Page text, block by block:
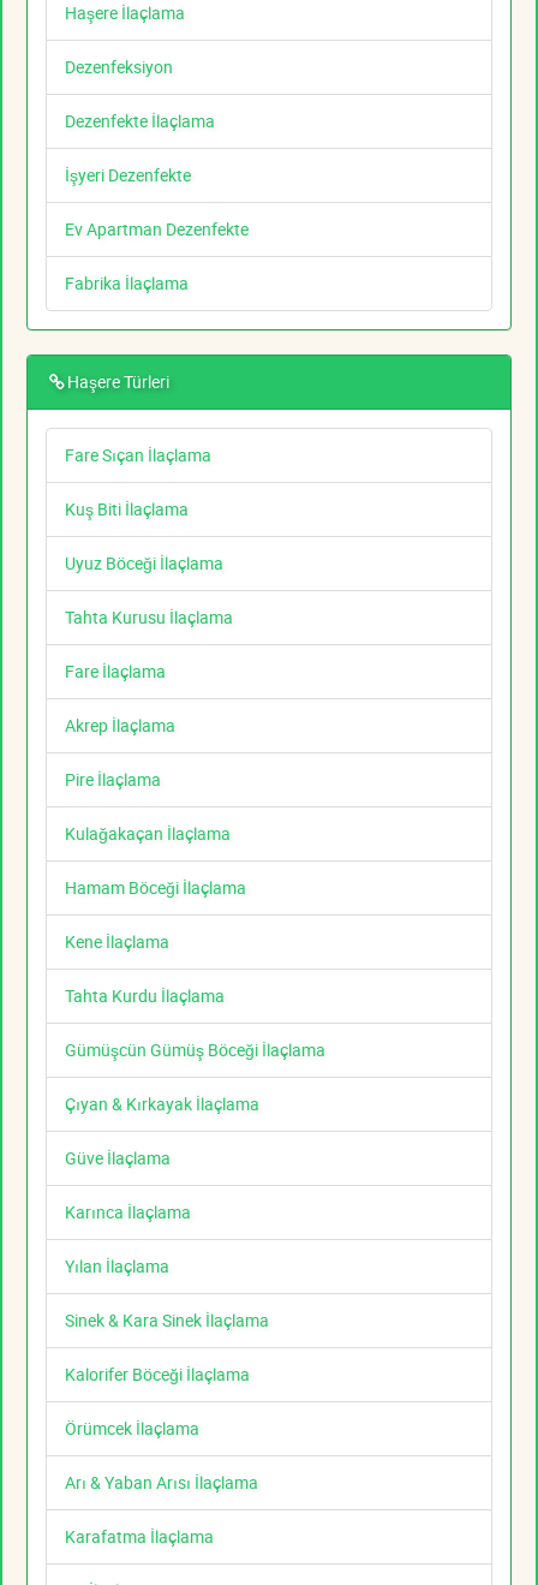
Haşere İlaçlama
Dezenfeksiyon
Dezenfekte İlaçlama
İşyeri Dezenfekte
Ev Apartman Dezenfekte
Fabrika İlaçlama
Haşere Türleri
Fare Sıçan İlaçlama
Kuş Biti İlaçlama
Uyuz Böceği İlaçlama
Tahta Kurusu İlaçlama
Fare İlaçlama
Akrep İlaçlama
Pire İlaçlama
Kulağakaçan İlaçlama
Hamam Böceği İlaçlama
Kene İlaçlama
Tahta Kurdu İlaçlama
Gümüşcün Gümüş Böceği İlaçlama
Çıyan & Kırkayak İlaçlama
Güve İlaçlama
Karınca İlaçlama
Yılan İlaçlama
Sinek & Kara Sinek İlaçlama
Kalorifer Böceği İlaçlama
Örümcek İlaçlama
Arı & Yaban Arısı İlaçlama
Karafatma İlaçlama